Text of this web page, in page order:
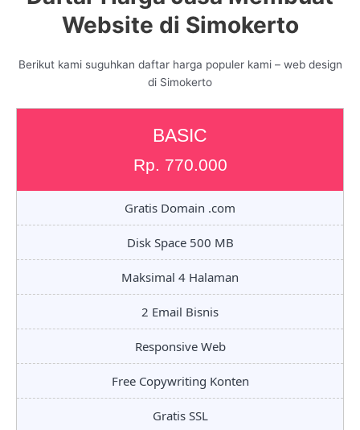
Website di Simokerto
Berikut kami suguhkan daftar harga populer kami – web design
di Simokerto
BASIC
Rp. 770.000
Gratis Domain .com
Disk Space 500 MB
Maksimal 4 Halaman
2 Email Bisnis
Responsive Web
Free Copywriting Konten
Gratis SSL